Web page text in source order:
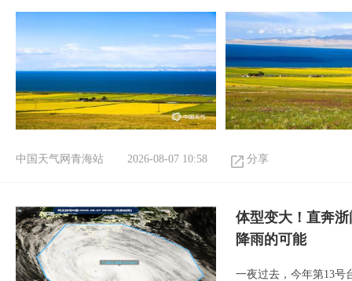
中国天气网青海站 2026-08-07 10:58 分享
体型变大！直奔
降雨的可能
一夜过去，今年第13号